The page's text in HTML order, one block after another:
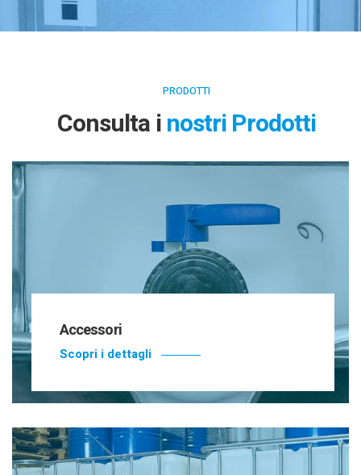
PRODOTTI
Consulta inostri Prodotti
Accessori
Scopri i dettagli